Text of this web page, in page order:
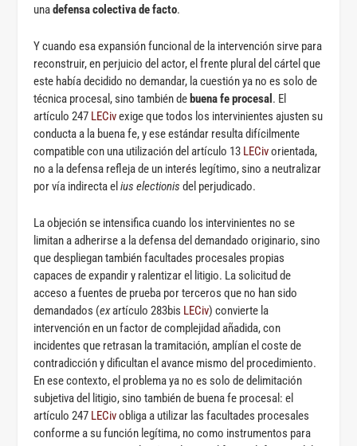
unadefensa colectiva de facto.
Y cuando esa expansión funcional de la intervención sirve para
reconstruir, en perjuicio del actor, el frente plural del cártel que
este había decidido no demandar, la cuestión ya no es solo de
técnica procesal, sino también de buena fe procesal . El
artículo 247 LECivexige que todos los intervinientes ajusten su
conducta a la buena fe, y ese estándar resulta difícilmente
compatible con una utilización del artículo 13 LECivorientada,
no a la defensa refleja de un interés legítimo, sino a neutralizar
por vía indirecta elius electionis del perjudicado.
La objeción se intensifica cuando los intervinientes no se
limitan a adherirse a la defensa del demandado originario, sino
que despliegan también facultades procesales propias
capaces de expandir y ralentizar el litigio. La solicitud de
acceso a fuentes de prueba por terceros que no han sido
demandados (exartículo 283bis LECiv) convierte la
intervención en un factor de complejidad añadida, con
incidentes que retrasan la tramitación, amplían el coste de
contradicción y dificultan el avance mismo del procedimiento.
En ese contexto, el problema ya no es solo de delimitación
subjetiva del litigio, sino también de buena fe procesal: el
artículo 247 LECivobliga a utilizar las facultades procesales
conforme a su función legítima, no como instrumentos para